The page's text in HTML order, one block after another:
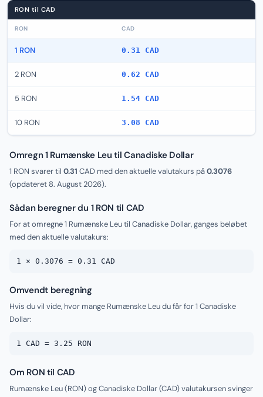
RON til CAD
RON CAD
1 RON 0.31 CAD
2 RON 0.62 CAD
5 RON 1.54 CAD
10 RON 3.08 CAD
Omregn 1 Rumænske Leu til Canadiske Dollar
1 RON svarer til 0.31 CAD med den aktuelle valutakurs på0.3076
(opdateret 8. August 2026).
Sådan beregner du 1 RON til CAD
For at omregne 1 Rumænske Leu til Canadiske Dollar, ganges beløbet
med den aktuelle valutakurs:
1 × 0.3076 = 0.31 CAD
Omvendt beregning
Hvis du vil vide, hvor mange Rumænske Leu du får for 1 Canadiske
Dollar:
1 CAD = 3.25 RON
Om RON til CAD
Rumænske Leu (RON) og Canadiske Dollar (CAD) valutakursen svinger